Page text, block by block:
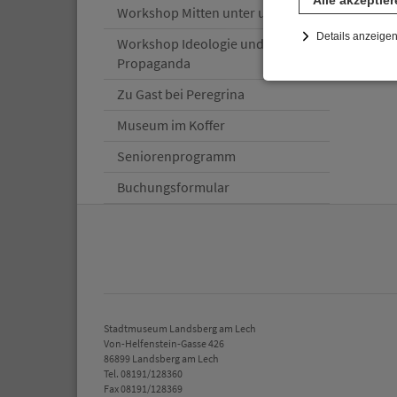
Details anzeigen
Optional sind
Workshop Mitten unter uns
Workshop Ideologie und
Propaganda
Zu Gast bei Peregrina
Museum im Koffer
Seniorenprogramm
Buchungsformular
Stadtmuseum Landsberg am Lech
Von-Helfenstein-Gasse 426
86899 Landsberg am Lech
Tel. 08191/128360
Fax 08191/128369